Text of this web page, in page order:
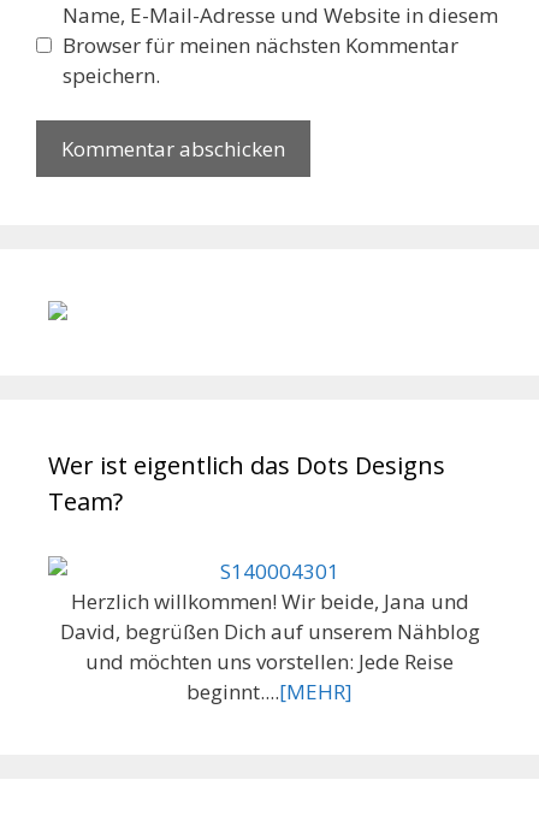
Name, E-Mail-Adresse und Website in diesem
Browser für meinen nächsten Kommentar
speichern.
Wer ist eigentlich das Dots Designs
Team?
Herzlich willkommen! Wir beide, Jana und
David, begrüßen Dich auf unserem Nähblog
und möchten uns vorstellen: Jede Reise
beginnt....[MEHR]